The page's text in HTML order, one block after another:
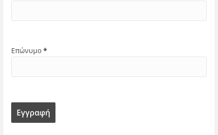
Επώνυμο *